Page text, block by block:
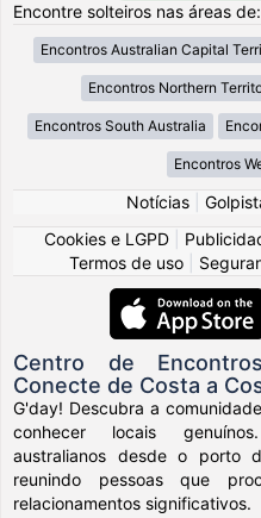
Encontre solteiros nas áreas
Encontros Australian Capital
Encontros Northern
Encontros South Australia
Encontros
Notícias
Cookies e LGPD
Termos de uso
Centro de
Conecte de Costa a
G'day! Descubra a
conhecer locais
australianos desde o porto
reunindo pessoas que
relacionamentos significativos.